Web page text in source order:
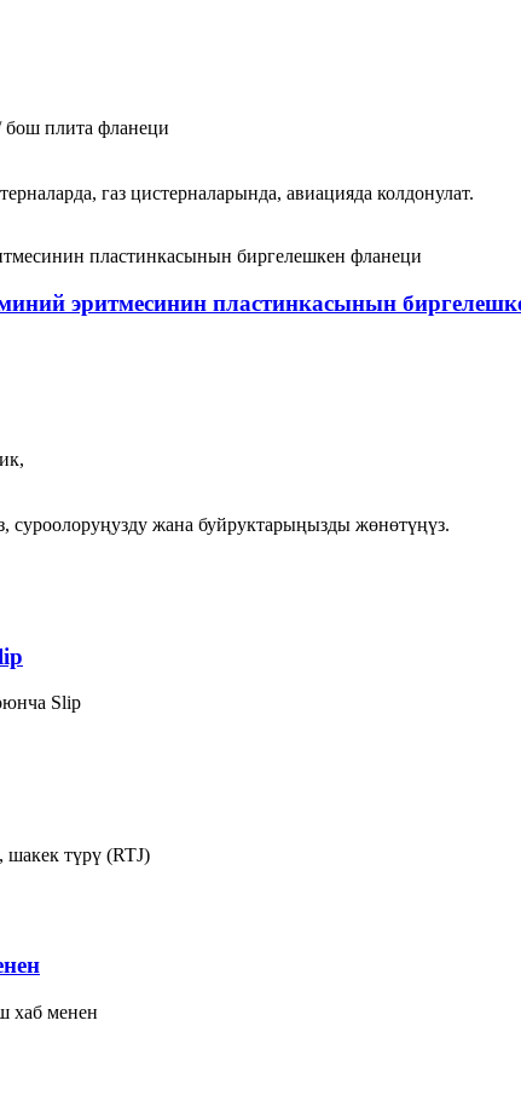
плита фланеци
газ цистерналарында, авиацияда колдонулат.
эритмесинин пластинкасынын
суроолоруңузду жана буйруктарыңызды жөнөтүңүз.
Slip
шакек түрү (RTJ)
хаб менен